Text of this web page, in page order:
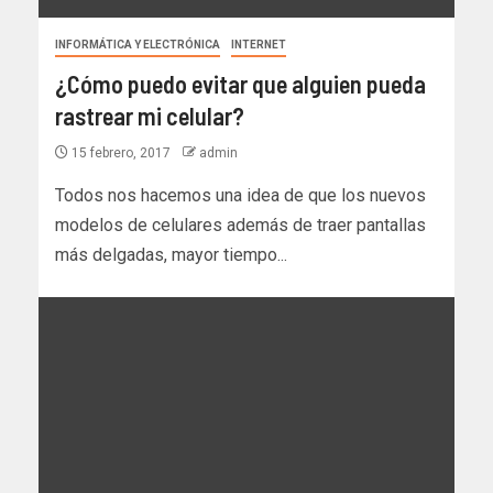
INFORMÁTICA Y ELECTRÓNICA INTERNET
¿Cómo puedo evitar que alguien pueda
rastrear mi celular?
15 febrero, 2017 admin
Todos nos hacemos una idea de que los nuevos
modelos de celulares además de traer pantallas
más delgadas, mayor tiempo...